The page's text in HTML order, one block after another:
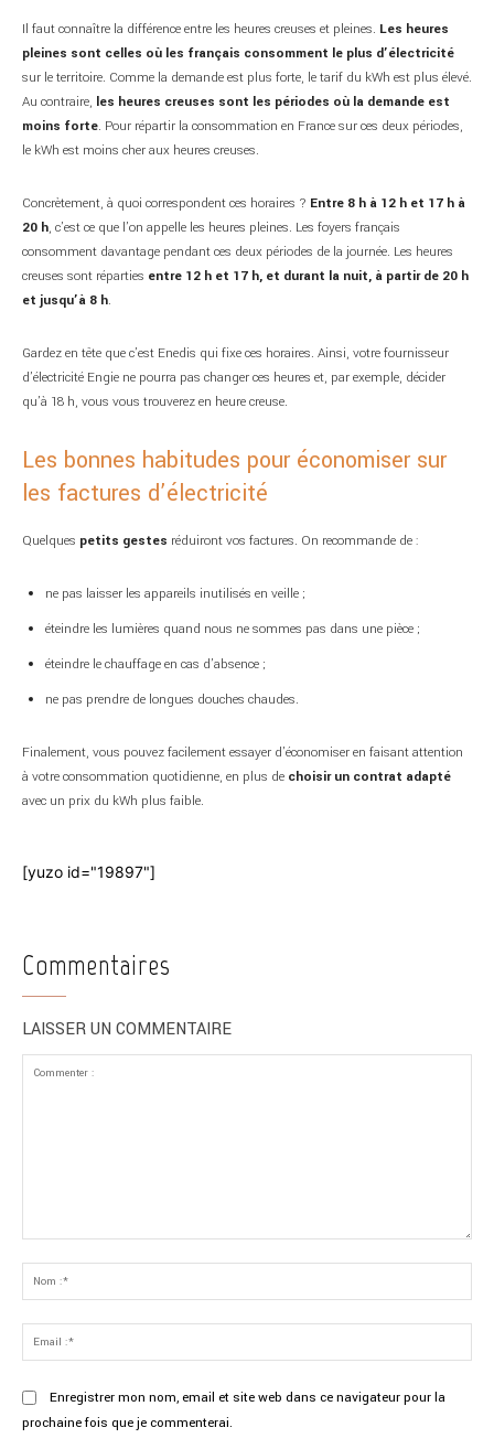
Il faut connaître la différence entre les heures creuses et pleines. Les heures
pleines sont celles où les français consomment le plus d’électricité
sur le territoire. Comme la demande est plus forte, le tarif du kWh est plus élevé.
Au contraire, les heures creuses sont les périodes où la demande est
moins forte. Pour répartir la consommation en France sur ces deux périodes,
le kWh est moins cher aux heures creuses.
Concrètement, à quoi correspondent ces horaires ? Entre 8 h à 12 h et 17 h à
20 h, c’est ce que l’on appelle les heures pleines. Les foyers français
consomment davantage pendant ces deux périodes de la journée. Les heures
creuses sont réparties entre 12 h et 17 h, et durant la nuit, à partir de 20 h
et jusqu’à 8 h.
Gardez en tête que c’est Enedis qui fixe ces horaires. Ainsi, votre fournisseur
d’électricité Engie ne pourra pas changer ces heures et, par exemple, décider
qu’à 18 h, vous vous trouverez en heure creuse.
Les bonnes habitudes pour économiser sur
les factures d’électricité
Quelques petits gestes réduiront vos factures. On recommande de :
ne pas laisser les appareils inutilisés en veille ;
éteindre les lumières quand nous ne sommes pas dans une pièce ;
éteindre le chauffage en cas d’absence ;
ne pas prendre de longues douches chaudes.
Finalement, vous pouvez facilement essayer d’économiser en faisant attention
à votre consommation quotidienne, en plus de choisir un contrat adapté
avec un prix du kWh plus faible.
[yuzo id="19897"]
Commentaires
LAISSER UN COMMENTAIRE
:*
:*
Enregistrer mon nom, email et site web dans ce navigateur pour la
prochaine fois que je commenterai.